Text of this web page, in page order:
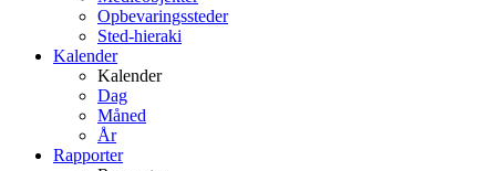
Opbevaringssteder
Sted-hieraki
Kalender
Kalender
Dag
Måned
År
Rapporter